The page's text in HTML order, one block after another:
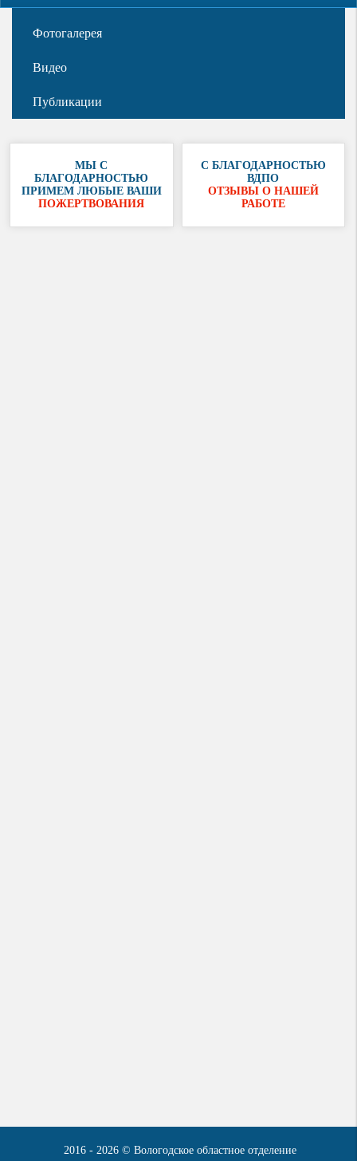
Фотогалерея
Видео
Публикации
МЫ С
БЛАГОДАРНОСТЬЮ
ПРИМЕМ ЛЮБЫЕ ВАШИ
ПОЖЕРТВОВАНИЯ
С БЛАГОДАРНОСТЬЮ
ВДПО
ОТЗЫВЫ О НАШЕЙ
РАБОТЕ
2016 - 2026 © Вологодское областное отделение